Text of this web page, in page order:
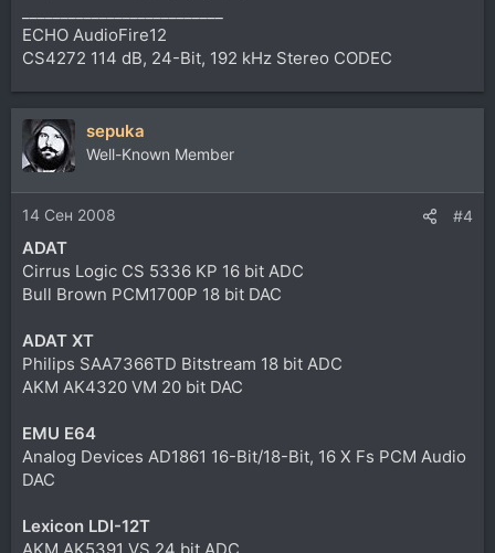
ECHO AudioFire12
CS4272 114 dB, 24-Bit, 192 kHz Stereo CODEC
sepuka
Well-Known Member
14 Сен 2008 #4
ADAT
Cirrus Logic CS 5336 KP 16 bit ADC
Bull Brown PCM1700P 18 bit DAC
ADAT XT
Philips SAA7366TD Bitstream 18 bit ADC
AKM AK4320 VM 20 bit DAC
EMU E64
Analog Devices AD1861 16-Bit/18-Bit, 16 X Fs PCM Audio
DAC
Lexicon LDI-12T
AKM AK5391 VS 24 bit ADC